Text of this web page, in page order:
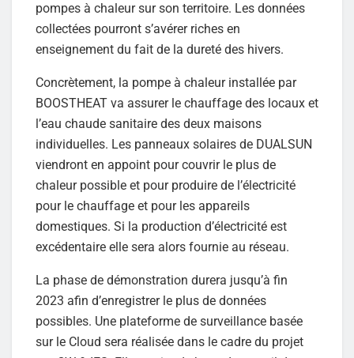
pompes à chaleur sur son territoire. Les données
collectées pourront s’avérer riches en
enseignement du fait de la dureté des hivers.
Concrètement, la pompe à chaleur installée par
BOOSTHEAT va assurer le chauffage des locaux et
l’eau chaude sanitaire des deux maisons
individuelles. Les panneaux solaires de DUALSUN
viendront en appoint pour couvrir le plus de
chaleur possible et pour produire de l’électricité
pour le chauffage et pour les appareils
domestiques. Si la production d’électricité est
excédentaire elle sera alors fournie au réseau.
La phase de démonstration durera jusqu’à fin
2023 afin d’enregistrer le plus de données
possibles. Une plateforme de surveillance basée
sur le Cloud sera réalisée dans le cadre du projet